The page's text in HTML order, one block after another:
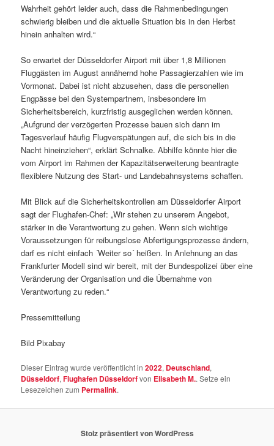
Wahrheit gehört leider auch, dass die Rahmenbedingungen
schwierig bleiben und die aktuelle Situation bis in den Herbst
hinein anhalten wird.“
So erwartet der Düsseldorfer Airport mit über 1,8 Millionen
Fluggästen im August annähernd hohe Passagierzahlen wie im
Vormonat. Dabei ist nicht abzusehen, dass die personellen
Engpässe bei den Systempartnern, insbesondere im
Sicherheitsbereich, kurzfristig ausgeglichen werden können.
„Aufgrund der verzögerten Prozesse bauen sich dann im
Tagesverlauf häufig Flugverspätungen auf, die sich bis in die
Nacht hineinziehen“, erklärt Schnalke. Abhilfe könnte hier die
vom Airport im Rahmen der Kapazitätserweiterung beantragte
flexiblere Nutzung des Start- und Landebahnsystems schaffen.
Mit Blick auf die Sicherheitskontrollen am Düsseldorfer Airport
sagt der Flughafen-Chef: „Wir stehen zu unserem Angebot,
stärker in die Verantwortung zu gehen. Wenn sich wichtige
Voraussetzungen für reibungslose Abfertigungsprozesse ändern,
darf es nicht einfach ´Weiter so´ heißen. In Anlehnung an das
Frankfurter Modell sind wir bereit, mit der Bundespolizei über eine
Veränderung der Organisation und die Übernahme von
Verantwortung zu reden.“
Pressemitteilung
Bild Pixabay
Dieser Eintrag wurde veröffentlicht in2022, Deutschland,
Düsseldorf,Flughafen Düsseldorfvon Elisabeth M.. Setze ein
Lesezeichen zum Permalink.
Stolz präsentiert von WordPress